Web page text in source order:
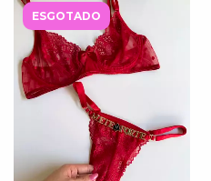
ESGOTADO